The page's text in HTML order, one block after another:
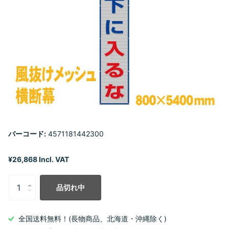
バーコード: 4571181442300
¥26,868 Incl. VAT
品切れ中
全国送料無料！(長物商品、北海道・沖縄除く)